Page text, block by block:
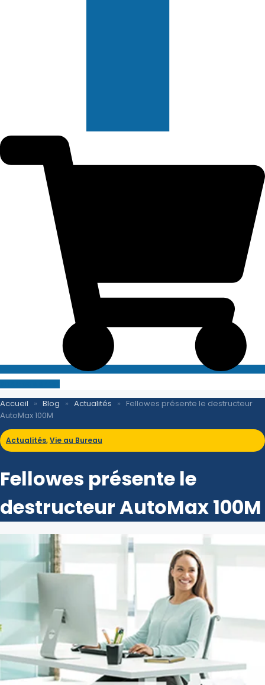
Accueil » Blog » Actualités » Fellowes présente le destructeur
AutoMax 100M
Actualités,Vie au Bureau
Fellowes présente le
destructeur AutoMax 100M